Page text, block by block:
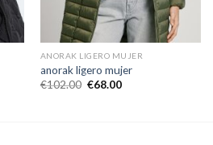
ANORAK LIGERO MUJER
anorak ligero mujer
€102.00 €68.00